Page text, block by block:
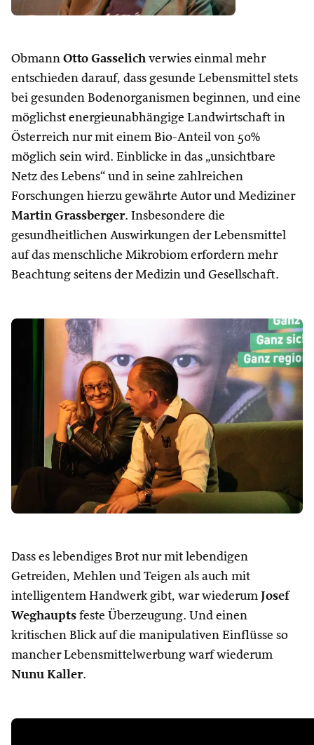
Obmann Otto Gasselich verwies einmal mehr
entschieden darauf, dass gesunde Lebensmittel stets
bei gesunden Bodenorganismen beginnen, und eine
möglichst energieunabhängige Landwirtschaft in
Österreich nur mit einem Bio-Anteil von 50%
möglich sein wird. Einblicke in das „unsichtbare
Netz des Lebens“ und in seine zahlreichen
Forschungen hierzu gewährte Autor und Mediziner
Martin Grassberger. Insbesondere die
gesundheitlichen Auswirkungen der Lebensmittel
auf das menschliche Mikrobiom erfordern mehr
Beachtung seitens der Medizin und Gesellschaft.
Dass es lebendiges Brot nur mit lebendigen
Getreiden, Mehlen und Teigen als auch mit
intelligentem Handwerk gibt, war wiederum Josef
Weghaupts feste Überzeugung. Und einen
kritischen Blick auf die manipulativen Einflüsse so
mancher Lebensmittelwerbung warf wiederum
Nunu Kaller.